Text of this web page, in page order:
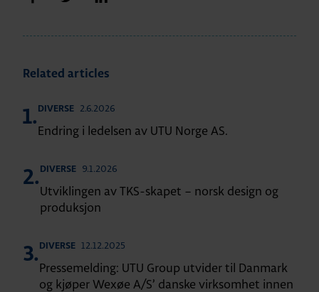
Related articles
1. DIVERSE 2.6.2026
Endring i ledelsen av UTU Norge AS.
2. DIVERSE 9.1.2026
Utviklingen av TKS-skapet – norsk design og
produksjon
3. DIVERSE 12.12.2025
Pressemelding: UTU Group utvider til Danmark
og kjøper Wexøe A/S’ danske virksomhet innen